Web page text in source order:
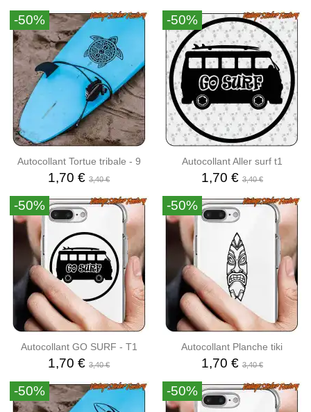
-50%
Autocollant Tortue tribale - 9
1,70 €3,40 €
-50%
Autocollant Aller surf t1
1,70 €3,40 €
-50%
Autocollant GO SURF - T1
1,70 €3,40 €
-50%
Autocollant Planche tiki
1,70 €3,40 €
-50% -50%